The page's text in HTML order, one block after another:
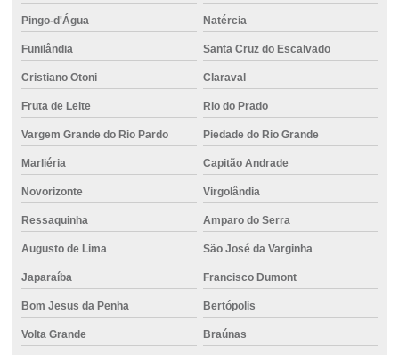
Pingo-d'Água Natércia
Funilândia Santa Cruz do Escalvado
Cristiano Otoni Claraval
Fruta de Leite Rio do Prado
Vargem Grande do Rio Pardo Piedade do Rio Grande
Marliéria Capitão Andrade
Novorizonte Virgolândia
Ressaquinha Amparo do Serra
Augusto de Lima São José da Varginha
Japaraíba Francisco Dumont
Bom Jesus da Penha Bertópolis
Volta Grande Braúnas